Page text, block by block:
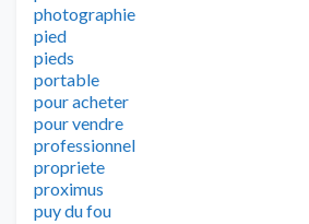
photographie
pied
pieds
portable
pour acheter
pour vendre
professionnel
propriete
proximus
puy du fou